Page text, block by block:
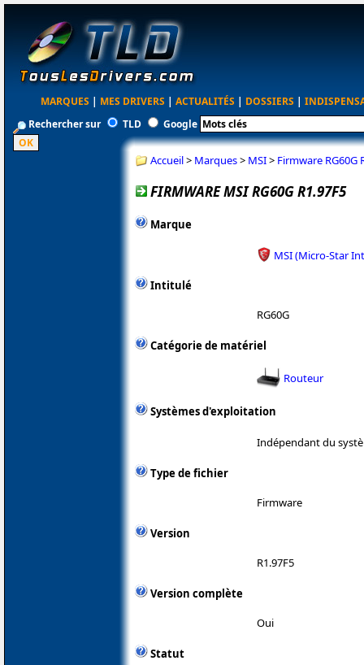
MARQUES | MES DRIVERS | ACTUALITÉS | DOSSIERS |
Rechercher sur
TLD Google
Accueil> Marques> MSI> Firmware RG60G
FIRMWARE MSI RG60G R1.97F5
Marque
MSI (Micro-Star
Intitulé
RG60G
Catégorie de matériel
Routeur
Systèmes d'exploitation
Indépendant du
Type de fichier
Firmware
Version
R1.97F5
Version complète
Oui
Statut